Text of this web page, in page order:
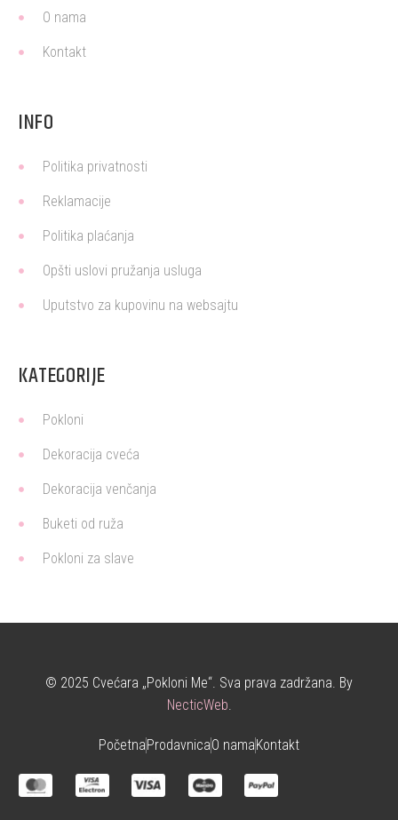
O nama
Kontakt
INFO
Politika privatnosti
Reklamacije
Politika plaćanja
Opšti uslovi pružanja usluga
Uputstvo za kupovinu na websajtu
KATEGORIJE
Pokloni
Dekoracija cveća
Dekoracija venčanja
Buketi od ruža
Pokloni za slave
© 2025 Cvećara „Pokloni Me“. Sva prava zadržana. By
NecticWeb.
PočetnaProdavnicaO namaKontakt